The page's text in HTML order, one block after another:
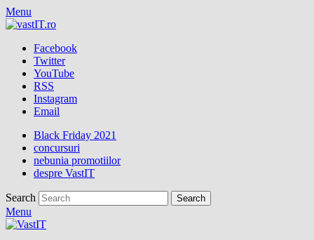
Menu
Facebook
Twitter
YouTube
RSS
Instagram
Email
Black Friday 2021
concursuri
nebunia promotiilor
despre VastIT
Search
Menu